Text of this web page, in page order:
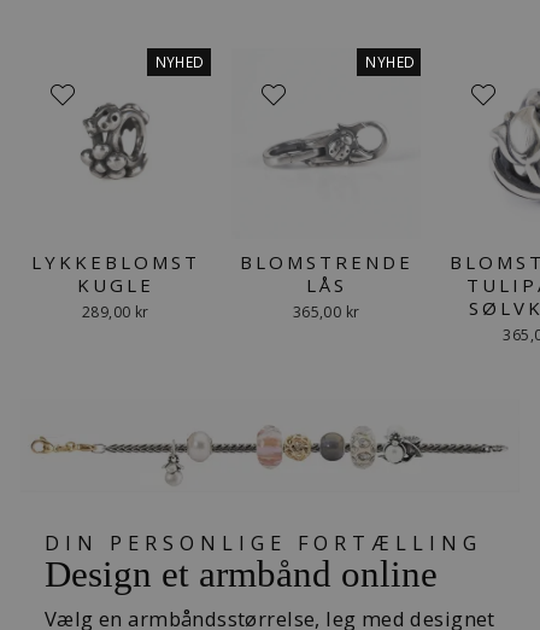
NYHED
LYKKEBLOMST
KUGLE
289,00 kr
NYHED
BLOMSTRENDE
LÅS
365,00 kr
DIN PERSONLIGE FORTÆLLING
Design et armbånd online
Vælg en armbåndsstørrelse, leg med designet